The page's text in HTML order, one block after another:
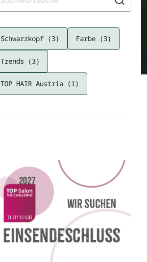
Schwarzkopf (3) Farbe (3)
Trends (3)
TOP HAIR Austria (1)